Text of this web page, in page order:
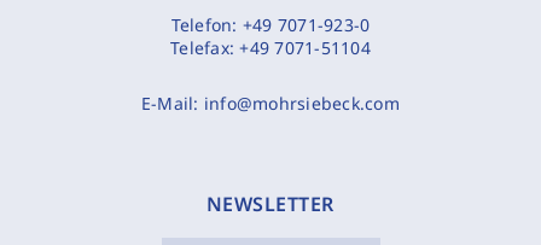
Telefon: +49 7071-923-0
Telefax:+49 7071-51104
E-Mail: info@mohrsiebeck.com
NEWSLETTER